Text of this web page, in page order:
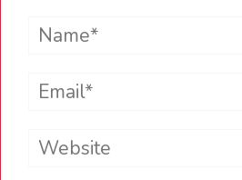
Name*
Email*
Website